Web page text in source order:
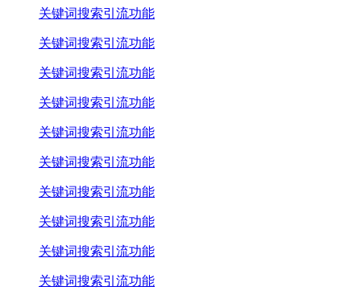
关键词搜索引流功能
关键词搜索引流功能
关键词搜索引流功能
关键词搜索引流功能
关键词搜索引流功能
关键词搜索引流功能
关键词搜索引流功能
关键词搜索引流功能
关键词搜索引流功能
关键词搜索引流功能